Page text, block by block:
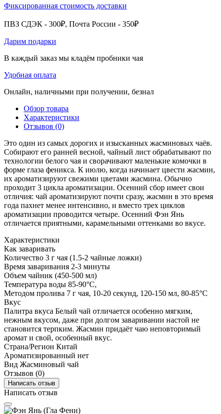
Фиксированная стоимость доставки
ПВЗ СДЭК - 300₽, Почта России - 350₽
Дарим подарки
В каждый заказ мы кладём пробники чая
Удобная оплата
Онлайн, наличными при получении, безнал
Обзор товара
Характеристики
Отзывов (0)
Это один из самых дорогих и изысканных жасминовых чаёв.
Собирают его ранней весной, чайный лист обрабатывают по
технологии белого чая и сворачивают маленькие комочки в
форме глаза феникса. К июлю, когда начинает цвести жасмин,
их ароматизируют свежими цветами жасмина. Обычно
проходит 3 цикла ароматизации. Осенний сбор имеет свои
отличия: чай ароматизируют почти сразу, жасмин в это время
года пахнет менее интенсивно, и вместо трех циклов
ароматизации проводится четыре. Осенний Фэн Янь
отличается приятными, карамельными оттенками во вкусе.
Характеристики
Как заваривать
Количество 3 г чая (1.5-2 чайные ложки)
Время заваривания 2-3 минуты
Объем чайник (450-500 мл)
Температура воды 85-90°С,
Методом пролива 7 г чая, 10-20 секунд, 120-150 мл, 80-85°С
Вкус
Палитра вкуса Белый чай отличается особенно мягким,
нежным вкусом, даже при долгом заваривании настой не
становится терпким. Жасмин придаёт чаю неповторимый
аромат и свой, особенный вкус.
Страна/Регион Китай
Ароматизированный нет
Вид Жасминовый чай
Отзывов (0)
Написать отзыв
Написать отзыв